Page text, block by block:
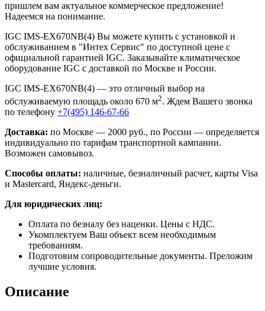
пришлем вам актуальное коммерческое предложение!
Надеемся на понимание.
IGC IMS-EX670NB(4) Вы можете купить с установкой и
обслуживанием в "Интех Сервис" по доступной цене с
официальной гарантией IGC. Заказывайте климатическое
оборудование IGC с доставкой по Москве и России.
IGC IMS-EX670NB(4) — это отличный выбор на
обслуживаемую площадь около 670 м2. Ждем Вашего звонка
по телефону +7(495) 146-67-66
Доставка: по Москве — 2000 руб., по России — определяется
индивидуально по тарифам транспортной кампании.
Возможен самовывоз.
Способы оплаты: наличные, безналичный расчет, карты Visa
и Mastercard, Яндекс-деньги.
Для юридических лиц:
Оплата по безналу без наценки. Цены с НДС.
Укомплектуем Ваш объект всем необходимым
требованиям.
Подготовим сопроводительные документы. Преложим
лучшие условия.
Описание